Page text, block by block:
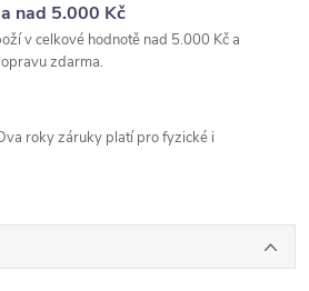
nad 5.000 Kč
v celkové hodnotě nad 5.000 Kč a
zdarma.
roky záruky platí pro fyzické i